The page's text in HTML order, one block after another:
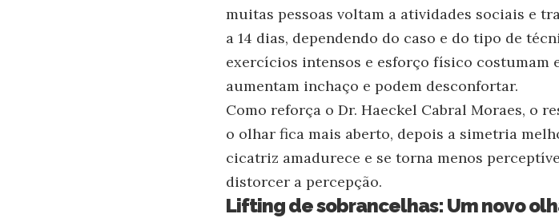
muitas pessoas voltam a atividades sociais e
a 14 dias, dependendo do caso e do tipo de
exercícios intensos e esforço físico costumam
aumentam inchaço e podem desconfortar.
Como reforça o Dr. Haeckel Cabral Moraes, o
o olhar fica mais aberto, depois a simetria
cicatriz amadurece e se torna menos
distorcer a percepção.
Lifting de sobrancelhas: Um novo